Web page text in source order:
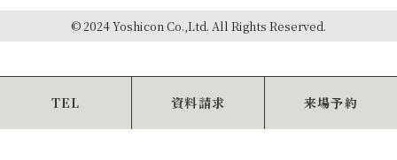
© 2024 Yoshicon Co.,Ltd. All Rights Reserved.
TEL 資料請求 来場予約